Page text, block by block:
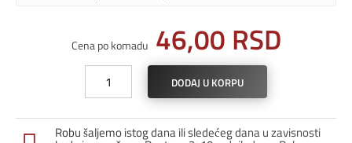
Cena po komadu 46,00 RSD
ugao
coklu
6033
DODAJ U KORPU
Robu šaljemo istog dana ili sledećeg dana u zavisnosti